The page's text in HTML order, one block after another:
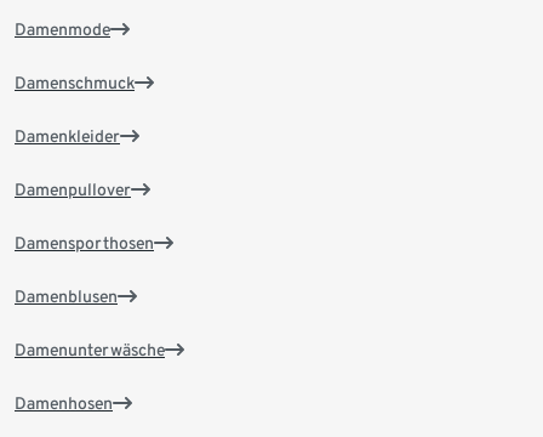
Damenmode
Damenschmuck
Damenkleider
Damenpullover
Damensporthosen
Damenblusen
Damenunterwäsche
Damenhosen